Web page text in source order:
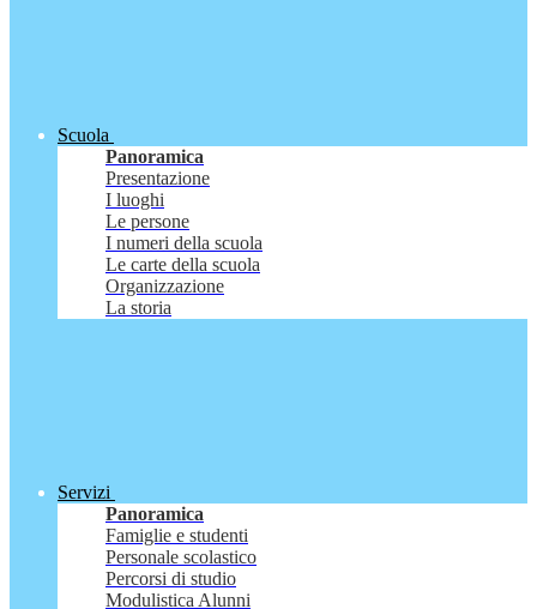
Scuola
Panoramica
Presentazione
I luoghi
Le persone
I numeri della scuola
Le carte della scuola
Organizzazione
La storia
Servizi
Panoramica
Famiglie e studenti
Personale scolastico
Percorsi di studio
Modulistica Alunni